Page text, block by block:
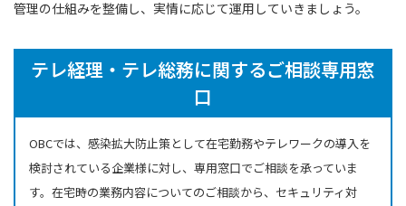
管理の仕組みを整備し、実情に応じて運用していきましょう。
テレ経理・テレ総務に関するご相談専用窓
口
OBCでは、感染拡大防止策として在宅勤務やテレワークの導入を
検討されている企業様に対し、専用窓口でご相談を承っていま
す。在宅時の業務内容についてのご相談から、セキュリティ対